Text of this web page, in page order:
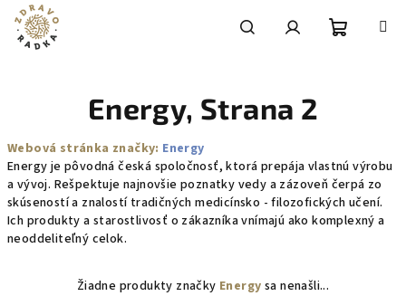
Prejsť
obsah
Energy, Strana 2
Webová stránka značky: Energy
Energy je pôvodná česká spoločnosť, ktorá prepája vlastnú výrobu
a vývoj. Rešpektuje najnovšie poznatky vedy a zázoveň čerpá zo
skúseností a znalostí tradičných medicínsko - filozofických učení.
Ich produkty a starostlivosť o zákazníka vnímajú ako komplexný a
neoddeliteľný celok.
Žiadne produkty značky Energy sa nenašli...